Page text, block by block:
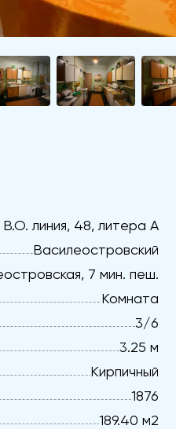
В.О. линия, 48, литера А
Василеостровский
7 мин. пеш.
Комната
3/6
3.25 м
Кирпичный
1876
189.40 м2